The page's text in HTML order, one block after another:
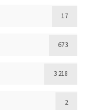
17
673
3 218
2